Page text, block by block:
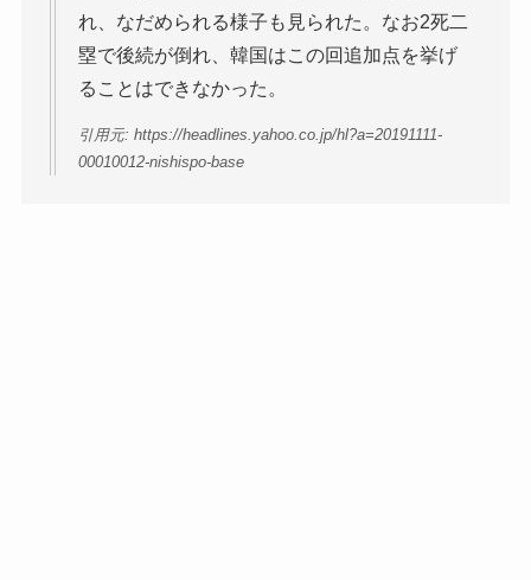
れ、なだめられる様子も見られた。なお2死二
塁で後続が倒れ、韓国はこの回追加点を挙げ
ることはできなかった。
引用元: https://headlines.yahoo.co.jp/hl?a=20191111-
00010012-nishispo-base